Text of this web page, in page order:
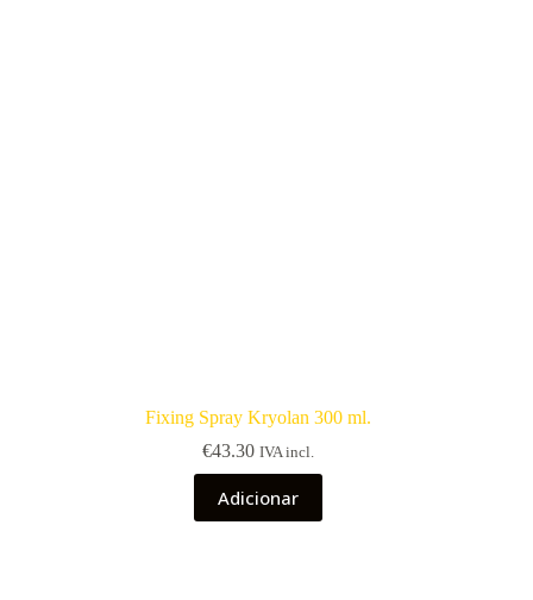
Fixing Spray Kryolan 300 ml.
€43.30 IVA incl.
Adicionar